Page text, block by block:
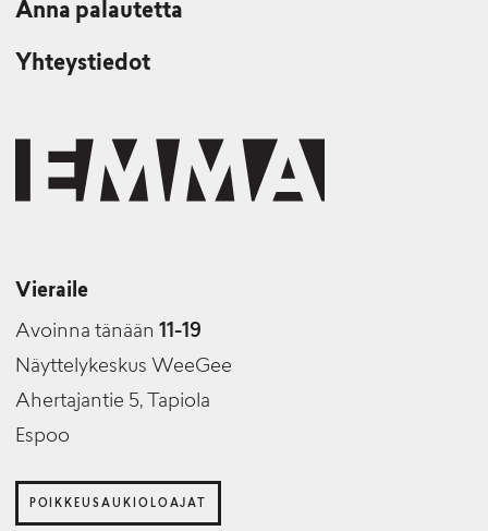
Anna palautetta
Yhteystiedot
Vieraile
Avoinna tänään 11-19
Näyttelykeskus WeeGee
Ahertajantie 5, Tapiola
Espoo
POIKKEUSAUKIOLOAJAT